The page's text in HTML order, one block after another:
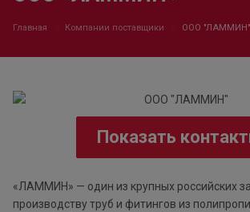
Главная Компании поставщики ООО "ЛАММИН"
Показать
«ЛАММИН» — один из крупных российских
производству труб и фитингов из